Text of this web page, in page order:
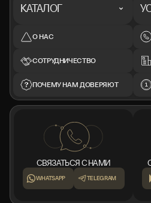
КАТАЛОГ
О НАС
СОТРУДНИЧЕСТВО
ПОЧЕМУ НАМ ДОВЕРЯЮТ
СВЯЗАТЬСЯ С НАМИ
WHATSAPP TELEGRAM